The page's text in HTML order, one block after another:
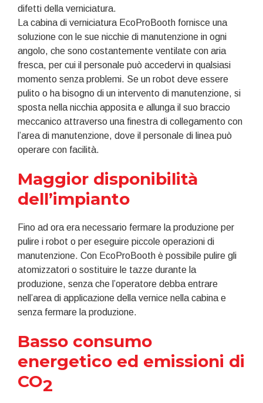
difetti della verniciatura.
La cabina di verniciatura EcoProBooth fornisce una
soluzione con le sue nicchie di manutenzione in ogni
angolo, che sono costantemente ventilate con aria
fresca, per cui il personale può accedervi in qualsiasi
momento senza problemi. Se un robot deve essere
pulito o ha bisogno di un intervento di manutenzione, si
sposta nella nicchia apposita e allunga il suo braccio
meccanico attraverso una finestra di collegamento con
l’area di manutenzione, dove il personale di linea può
operare con facilità.
Maggior disponibilità
dell’impianto
Fino ad ora era necessario fermare la produzione per
pulire i robot o per eseguire piccole operazioni di
manutenzione. Con EcoProBooth è possibile pulire gli
atomizzatori o sostituire le tazze durante la
produzione, senza che l’operatore debba entrare
nell’area di applicazione della vernice nella cabina e
senza fermare la produzione.
Basso consumo
energetico ed emissioni di
CO2